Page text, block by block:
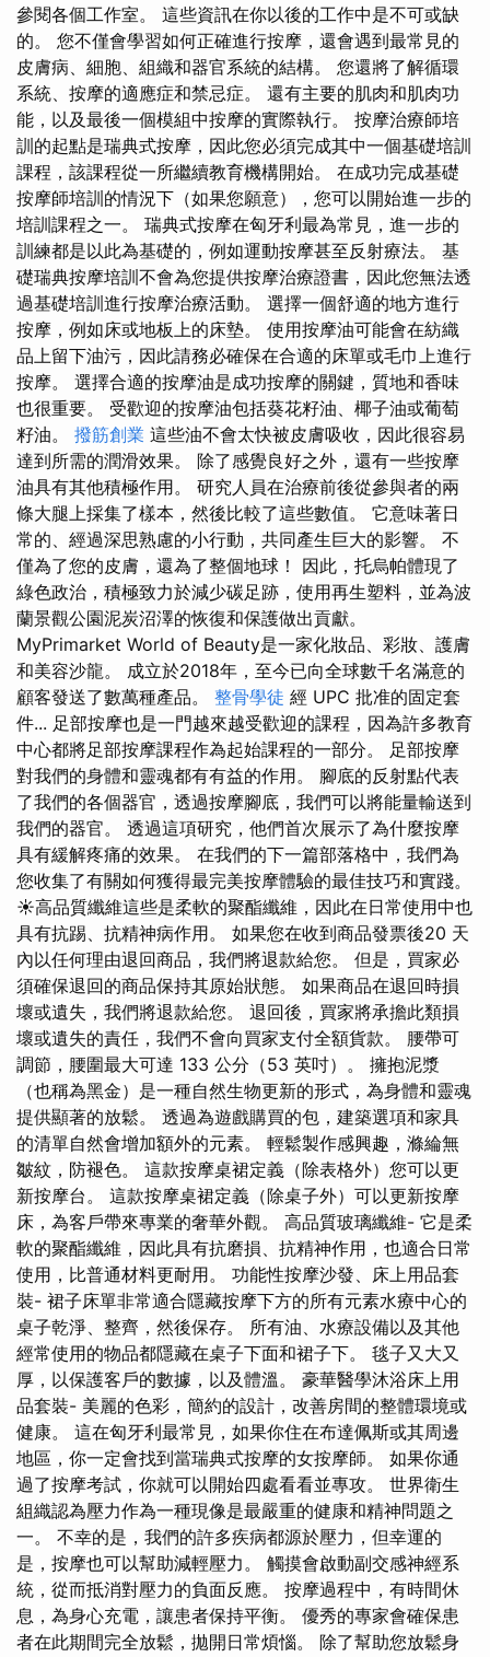
參閱各個工作室。 這些資訊在你以後的工作中是不可或缺
的。 您不僅會學習如何正確進行按摩，還會遇到最常見的
皮膚病、細胞、組織和器官系統的結構。 您還將了解循環
系統、按摩的適應症和禁忌症。 還有主要的肌肉和肌肉功
能，以及最後一個模組中按摩的實際執行。 按摩治療師培
訓的起點是瑞典式按摩，因此您必須完成其中一個基礎培訓
課程，該課程從一所繼續教育機構開始。 在成功完成基礎
按摩師培訓的情況下（如果您願意），您可以開始進一步的
培訓課程之一。 瑞典式按摩在匈牙利最為常見，進一步的
訓練都是以此為基礎的，例如運動按摩甚至反射療法。 基
礎瑞典按摩培訓不會為您提供按摩治療證書，因此您無法透
過基礎培訓進行按摩治療活動。 選擇一個舒適的地方進行
按摩，例如床或地板上的床墊。 使用按摩油可能會在紡織
品上留下油污，因此請務必確保在合適的床單或毛巾上進行
按摩。 選擇合適的按摩油是成功按摩的關鍵，質地和香味
也很重要。 受歡迎的按摩油包括葵花籽油、椰子油或葡萄
籽油。 撥筋創業 這些油不會太快被皮膚吸收，因此很容易
達到所需的潤滑效果。 除了感覺良好之外，還有一些按摩
油具有其他積極作用。 研究人員在治療前後從參與者的兩
條大腿上採集了樣本，然後比較了這些數值。 它意味著日
常的、經過深思熟慮的小行動，共同產生巨大的影響。 不
僅為了您的皮膚，還為了整個地球！ 因此，托烏帕體現了
綠色政治，積極致力於減少碳足跡，使用再生塑料，並為波
蘭景觀公園泥炭沼澤的恢復和保護做出貢獻。
MyPrimarket World of Beauty是一家化妝品、彩妝、護膚
和美容沙龍。 成立於2018年，至今已向全球數千名滿意的
顧客發送了數萬種產品。 整骨學徒 經 UPC 批准的固定套
件... 足部按摩也是一門越來越受歡迎的課程，因為許多教育
中心都將足部按摩課程作為起始課程的一部分。 足部按摩
對我們的身體和靈魂都有有益的作用。 腳底的反射點代表
了我們的各個器官，透過按摩腳底，我們可以將能量輸送到
我們的器官。 透過這項研究，他們首次展示了為什麼按摩
具有緩解疼痛的效果。 在我們的下一篇部落格中，我們為
您收集了有關如何獲得最完美按摩體驗的最佳技巧和實踐。
☀高品質纖維這些是柔軟的聚酯纖維，因此在日常使用中也
具有抗踢、抗精神病作用。 如果您在收到商品發票後20 天
內以任何理由退回商品，我們將退款給您。 但是，買家必
須確保退回的商品保持其原始狀態。 如果商品在退回時損
壞或遺失，我們將退款給您。 退回後，買家將承擔此類損
壞或遺失的責任，我們不會向買家支付全額貨款。 腰帶可
調節，腰圍最大可達 133 公分（53 英吋）。 擁抱泥漿
（也稱為黑金）是一種自然生物更新的形式，為身體和靈魂
提供顯著的放鬆。 透過為遊戲購買的包，建築選項和家具
的清單自然會增加額外的元素。 輕鬆製作感興趣，滌綸無
皺紋，防褪色。 這款按摩桌裙定義（除表格外）您可以更
新按摩台。 這款按摩桌裙定義（除桌子外）可以更新按摩
床，為客戶帶來專業的奢華外觀。 高品質玻璃纖維- 它是柔
軟的聚酯纖維，因此具有抗磨損、抗精神作用，也適合日常
使用，比普通材料更耐用。 功能性按摩沙發、床上用品套
裝- 裙子床單非常適合隱藏按摩下方的所有元素水療中心的
桌子乾淨、整齊，然後保存。 所有油、水療設備以及其他
經常使用的物品都隱藏在桌子下面和裙子下。 毯子又大又
厚，以保護客戶的數據，以及體溫。 豪華醫學沐浴床上用
品套裝- 美麗的色彩，簡約的設計，改善房間的整體環境或
健康。 這在匈牙利最常見，如果你住在布達佩斯或其周邊
地區，你一定會找到當瑞典式按摩的女按摩師。 如果你通
過了按摩考試，你就可以開始四處看看並專攻。 世界衛生
組織認為壓力作為一種現像是最嚴重的健康和精神問題之
一。 不幸的是，我們的許多疾病都源於壓力，但幸運的
是，按摩也可以幫助減輕壓力。 觸摸會啟動副交感神經系
統，從而抵消對壓力的負面反應。 按摩過程中，有時間休
息，為身心充電，讓患者保持平衡。 優秀的專家會確保患
者在此期間完全放鬆，拋開日常煩惱。 除了幫助您放鬆身